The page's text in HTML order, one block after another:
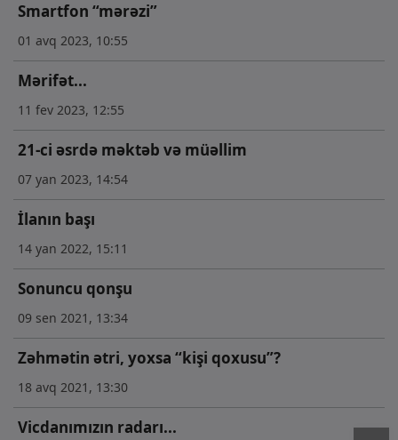
Smartfon “mərəzi”
01 avq 2023, 10:55
Mərifət...
11 fev 2023, 12:55
21-ci əsrdə məktəb və müəllim
07 yan 2023, 14:54
İlanın başı
14 yan 2022, 15:11
Sonuncu qonşu
09 sen 2021, 13:34
Zəhmətin ətri, yoxsa “kişi qoxusu”?
18 avq 2021, 13:30
Vicdanımızın radarı...